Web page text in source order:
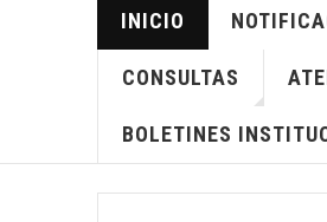
INICIO
CONSULTAS
BOLETINES